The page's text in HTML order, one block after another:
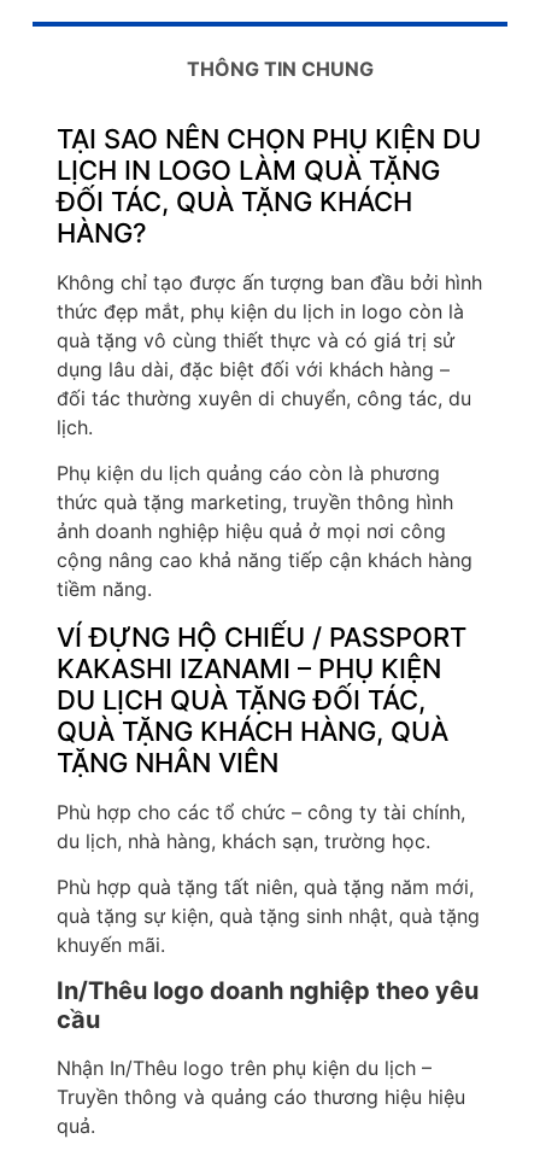
THÔNG TIN CHUNG
TẠI SAO NÊN CHỌN PHỤ KIỆN DU
LỊCH IN LOGO LÀM QUÀ TẶNG
ĐỐI TÁC, QUÀ TẶNG KHÁCH
HÀNG?
Không chỉ tạo được ấn tượng ban đầu bởi hình
thức đẹp mắt, phụ kiện du lịch in logo còn là
quà tặng vô cùng thiết thực và có giá trị sử
dụng lâu dài, đặc biệt đối với khách hàng –
đối tác thường xuyên di chuyển, công tác, du
lịch.
Phụ kiện du lịch quảng cáo còn là phương
thức quà tặng marketing, truyền thông hình
ảnh doanh nghiệp hiệu quả ở mọi nơi công
cộng nâng cao khả năng tiếp cận khách hàng
tiềm năng.
VÍ ĐỰNG HỘ CHIẾU / PASSPORT
KAKASHI IZANAMI – PHỤ KIỆN
DU LỊCH QUÀ TẶNG ĐỐI TÁC,
QUÀ TẶNG KHÁCH HÀNG, QUÀ
TẶNG NHÂN VIÊN
Phù hợp cho các tổ chức – công ty tài chính,
du lịch, nhà hàng, khách sạn, trường học.
Phù hợp quà tặng tất niên, quà tặng năm mới,
quà tặng sự kiện, quà tặng sinh nhật, quà tặng
khuyến mãi.
In/Thêu logo doanh nghiệp theo yêu
cầu
Nhận In/Thêu logo trên phụ kiện du lịch –
Truyền thông và quảng cáo thương hiệu hiệu
quả.